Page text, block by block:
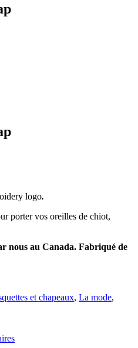
logo.
porter vos oreilles de chiot,
nous au Canada. Fabriqué de
et chapeaux, La mode,